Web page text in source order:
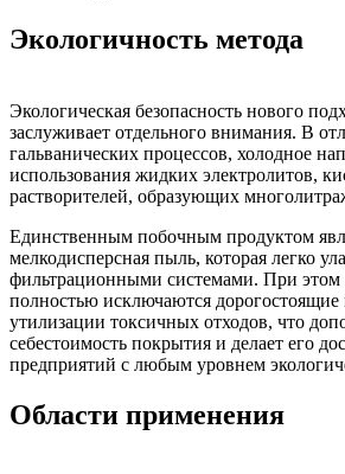
Экологичность метода
Экологическая безопасность нового
заслуживает отдельного внимания. В
гальванических процессов, холодное
использования жидких электролитов,
растворителей, образующих
Единственным побочным продуктом
мелкодисперсная пыль, которая легко
фильтрационными системами. При этом
полностью исключаются дорогостоящие
утилизации токсичных отходов, что
себестоимость покрытия и делает его
предприятий с любым уровнем
Области применения